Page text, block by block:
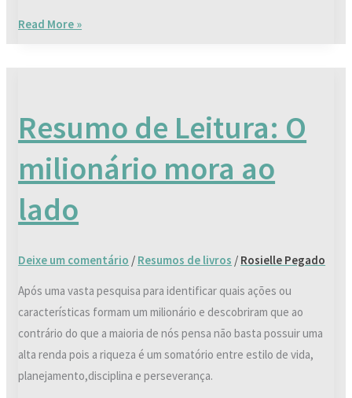
Read More »
Resumo de Leitura: O
milionário mora ao
lado
Deixe um comentário / Resumos de livros / Rosielle Pegado
Após uma vasta pesquisa para identificar quais ações ou
características formam um milionário e descobriram que ao
contrário do que a maioria de nós pensa não basta possuir uma
alta renda pois a riqueza é um somatório entre estilo de vida,
planejamento,disciplina e perseverança.
Leitura:
O
milionário
mora
ao
lado